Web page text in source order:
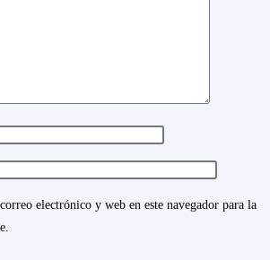
electrónico y web en este navegador para la